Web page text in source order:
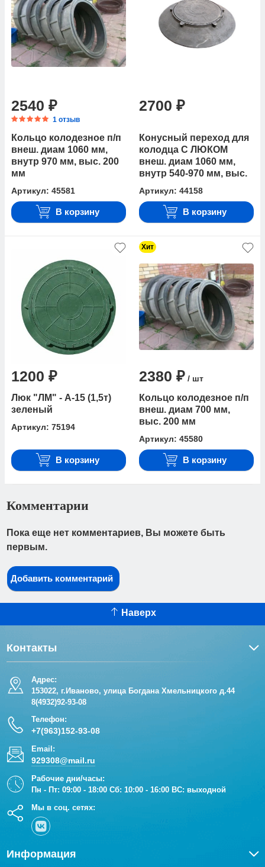
2540 ₽
1 отзыв
Кольцо колодезное п/п
внеш. диам 1060 мм,
внутр 970 мм, выс. 200
мм
Артикул: 45581
В корзину
2700 ₽
Конусный переход для
колодца С ЛЮКОМ
внеш. диам 1060 мм,
внутр 540-970 мм, выс.
Артикул: 44158
В корзину
1200 ₽
Люк "ЛМ" - А-15 (1,5т)
зеленый
Артикул: 75194
В корзину
Хит
2380 ₽ / шт
Кольцо колодезное п/п
внеш. диам 700 мм,
выс. 200 мм
Артикул: 45580
В корзину
Комментарии
Пока еще нет комментариев, Вы можете быть
первым.
Добавить комментарий
Наверх
Контакты
Адрес:
153022, г.Иваново, улица Богдана Хмельницкого д.44
8(4932)92-93-08
Телефон:
+7(963)152-93-08
Email:
929308@mail.ru
Рабочие дни/часы:
Пн - Пт: 09:00 - 18:00 Сб: 10:00 - 16:00 ВС: выходной
Мы в соц. сетях:
Информация